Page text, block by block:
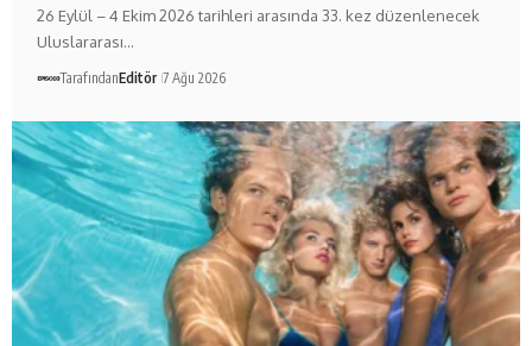
26 Eylül – 4 Ekim 2026 tarihleri arasında 33. kez düzenlenecek
Uluslararası…
TarafındanEditör 7 Ağu 2026